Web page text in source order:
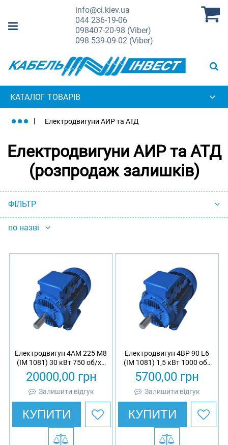
info@ci.kiev.ua
044236-19-06
098407-20-98 (Viber)
098 539-09-02 (Viber)
КАТАЛОГ ТОВАРІВ
Електродвигуни АИР та АТД
Електродвигуни АИР та АТД
(розпродаж залишків)
ФІЛЬТР
по назві
Електродвигун 4АМ 225 М8
(IM 1081) 30 кВт 750 об/хв
асинхронний трифазний
20000,00грн
Залишити відгук
КУПИТИ
Електродвигун 4ВР 90 L6
(IM 1081) 1,5 кВт 1000 об/
хв вибухозахищений
асинхронний трифазний
5700,00 грн
Залишити відгук
КУПИТИ